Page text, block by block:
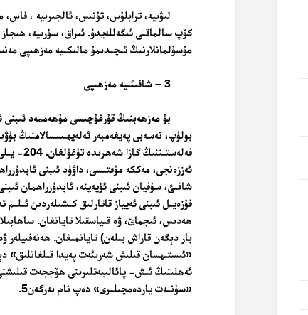
لىۋىيە، ترابلۇس، تۇنىس، ئالجىرىيە ، فاس،
كۆپ سالماقنى ئىگەللەيدۇ. ئىراق، سۈرىيە،
مۇسۇلمانلارنىڭ ئىچىدىمۇ مالىكىيە مەزھىپى
3 – شافىئىيە مەزھىپى
ئەززەنجى، مەككە مۇفتىسى، داۋۇد ئىبنى
شافىئ، سۇفيان ئىبنى ئۈيەينە، ئابدۇرراھمان
فۇزەيىل ئىبنى ئەيياز قاتارلىق كىشىلەردىن
ھەدىس، ئىجمائ، ۋە قىياسقىلا تايانغان.
بار دېگەن قاراش بىلەن) تايانمىغان. ھەنەفىيلەر
«ئىستىھسان قىلىش شەرىئەت پەيدا قىلغانلىق»
ئەھلىنىڭ ئىش- پائالىيەتلىرىنى ھۆججەت قىلىشنى
«سۈننەت ياردەمچىلىرى» دەپ نام بەرگەن5.